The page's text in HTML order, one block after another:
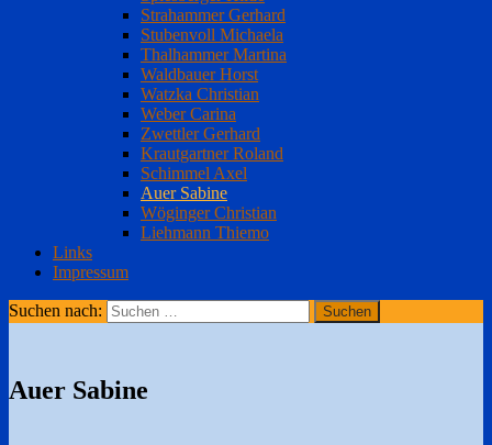
Strahammer Gerhard
Stubenvoll Michaela
Thalhammer Martina
Waldbauer Horst
Watzka Christian
Weber Carina
Zwettler Gerhard
Krautgartner Roland
Schimmel Axel
Auer Sabine
Wöginger Christian
Liehmann Thiemo
Links
Impressum
Suchen nach:
Auer Sabine